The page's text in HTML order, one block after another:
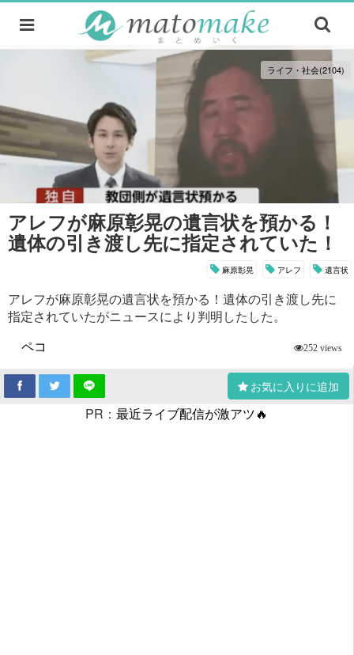
ライフ・社会(2104)
アレフが麻原彰晃の遺言状を預かる！
遺体の引き渡し先に指定されていた！
麻原彰晃 アレフ 遺言状
アレフが麻原彰晃の遺言状を預かる！遺体の引き渡し先に
指定されていたがニュースにより判明したした。
ペコ
252 views
お気に入りに追加
PR： 最近ライブ配信が激アツ🔥